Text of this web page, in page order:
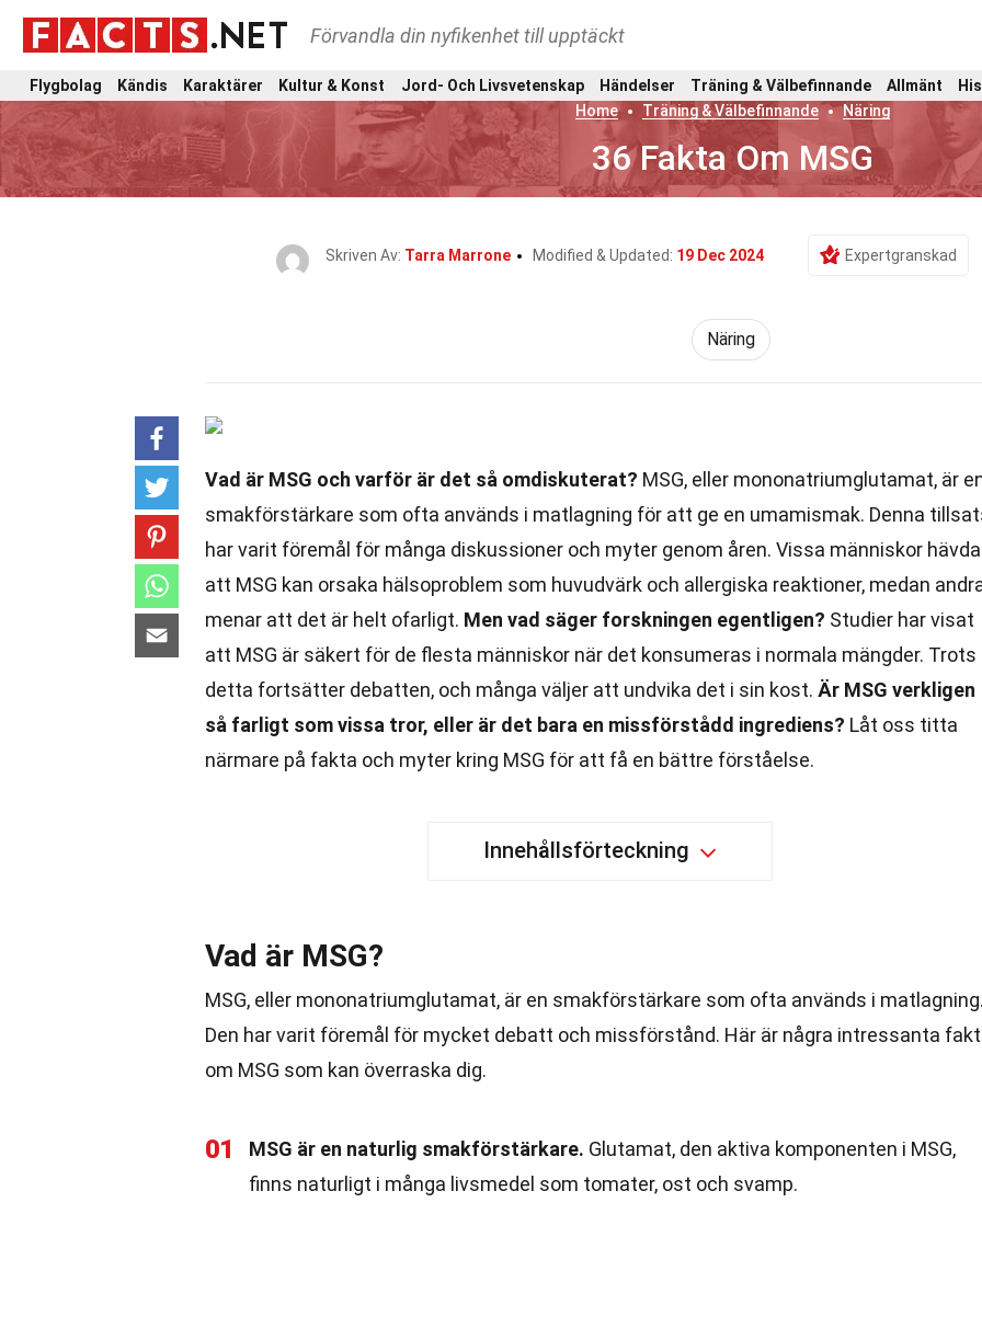
Förvandla din nyfikenhet till upptäckt
Flygbolag Kändis Karaktärer Kultur & Konst Jord- Och Livsvetenskap Händelser Träning & Välbefinnande Allmänt
Home
Träning & Välbefinnande Näring
36 Fakta Om MSG
Skriven Av: Tarra Marrone Modified & Updated: 19 Dec 2024 Expertgranskad
Näring
Vad är MSG och varför är det så omdiskuterat? MSG, eller mononatriumglutamat, är
smakförstärkare som ofta används i matlagning för att ge en umamismak. Denna
har varit föremål för många diskussioner och myter genom åren. Vissa människor
att MSG kan orsaka hälsoproblem som huvudvärk och allergiska reaktioner, medan
menar att det är helt ofarligt. Men vad säger forskningen egentligen? Studier har visat
att MSG är säkert för de flesta människor när det konsumeras i normala mängder. Trots
detta fortsätter debatten, och många väljer att undvika det i sin kost. Är MSG verkligen
så farligt som vissa tror, eller är det bara en missförstådd ingrediens? Låt oss titta
närmare på fakta och myter kring MSG för att få en bättre förståelse.
Innehållsförteckning
Vad är MSG?
MSG, eller mononatriumglutamat, är en smakförstärkare som ofta används i
Den har varit föremål för mycket debatt och missförstånd. Här är några intressanta
om MSG som kan överraska dig.
01 MSG är en naturlig smakförstärkare. Glutamat, den aktiva komponenten i MSG,
finns naturligt i många livsmedel som tomater, ost och svamp.